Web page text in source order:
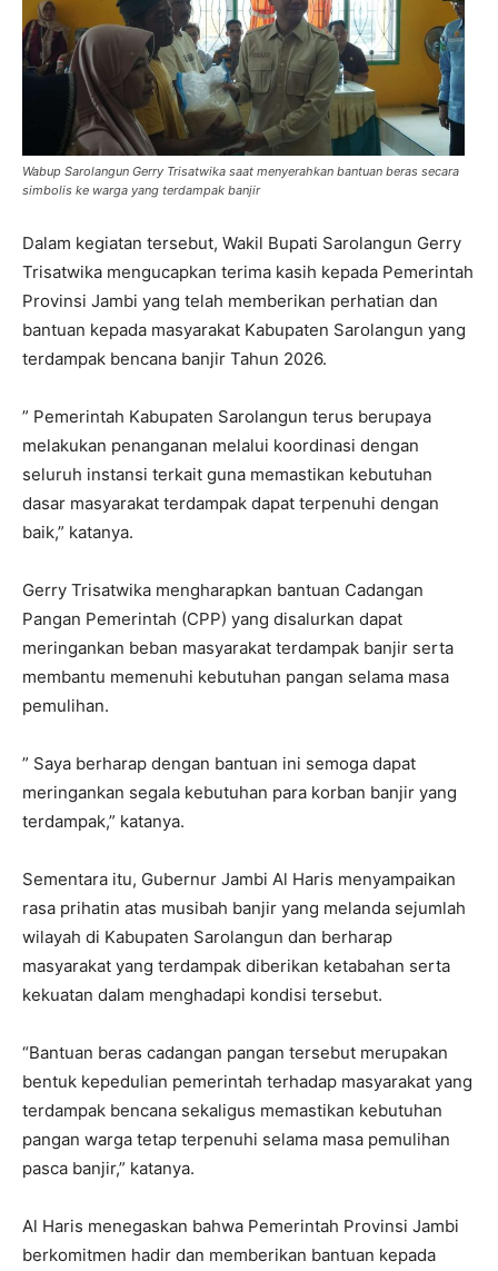
Wabup Sarolangun Gerry Trisatwika saat menyerahkan bantuan beras secara
simbolis ke warga yang terdampak banjir
Dalam kegiatan tersebut, Wakil Bupati Sarolangun Gerry
Trisatwika mengucapkan terima kasih kepada Pemerintah
Provinsi Jambi yang telah memberikan perhatian dan
bantuan kepada masyarakat Kabupaten Sarolangun yang
terdampak bencana banjir Tahun 2026.
” Pemerintah Kabupaten Sarolangun terus berupaya
melakukan penanganan melalui koordinasi dengan
seluruh instansi terkait guna memastikan kebutuhan
dasar masyarakat terdampak dapat terpenuhi dengan
baik,” katanya.
Gerry Trisatwika mengharapkan bantuan Cadangan
Pangan Pemerintah (CPP) yang disalurkan dapat
meringankan beban masyarakat terdampak banjir serta
membantu memenuhi kebutuhan pangan selama masa
pemulihan.
” Saya berharap dengan bantuan ini semoga dapat
meringankan segala kebutuhan para korban banjir yang
terdampak,” katanya.
Sementara itu, Gubernur Jambi Al Haris menyampaikan
rasa prihatin atas musibah banjir yang melanda sejumlah
wilayah di Kabupaten Sarolangun dan berharap
masyarakat yang terdampak diberikan ketabahan serta
kekuatan dalam menghadapi kondisi tersebut.
“Bantuan beras cadangan pangan tersebut merupakan
bentuk kepedulian pemerintah terhadap masyarakat yang
terdampak bencana sekaligus memastikan kebutuhan
pangan warga tetap terpenuhi selama masa pemulihan
pasca banjir,” katanya.
Al Haris menegaskan bahwa Pemerintah Provinsi Jambi
berkomitmen hadir dan memberikan bantuan kepada